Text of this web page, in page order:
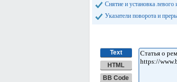
Снятие и установка левого
Указатели поворота и
Text
HTML
BB Code